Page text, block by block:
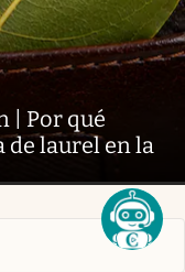
| Por qué
de laurel en la